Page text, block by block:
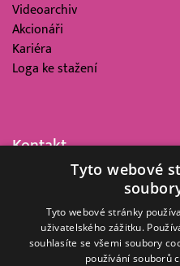
Videoarchiv
Akcionáři
Kariéra
Loga ke stažení
Kontakt
Barrandov Televizní Studio,
Kříženeckého nám. 322
152 00 Praha 5
IČ 416 93 311
Tyto webové
Tyto webové stránky
uživatelského zážitku.
souhlasíte se všemi soubory
používání souborů